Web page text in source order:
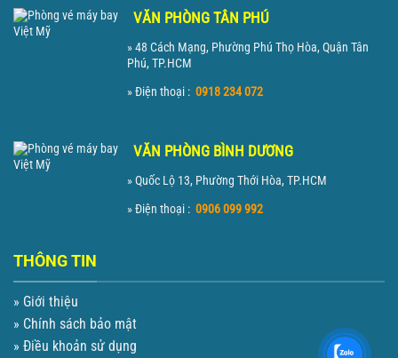
VĂN PHÒNG TÂN PHÚ
» 48 Cách Mạng, Phường Phú Thọ Hòa, Quận Tân
Phú, TP.HCM
» Điện thoại : 0918 234 072
VĂN PHÒNG BÌNH DƯƠNG
» Quốc Lộ 13, Phường Thới Hòa, TP.HCM
» Điện thoại : 0906 099 992
THÔNG TIN
» Giới thiệu
» Chính sách bảo mật
» Điều khoản sử dụng